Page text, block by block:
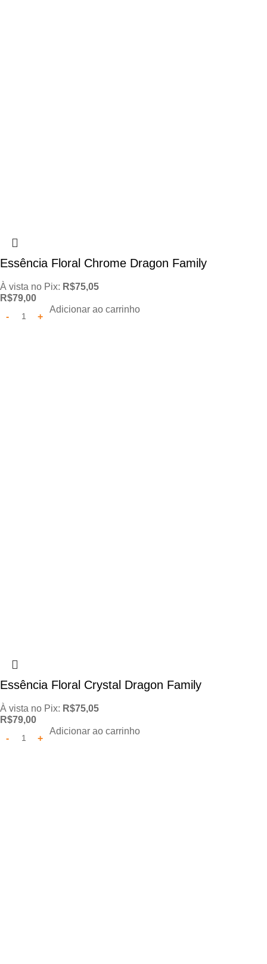
Essência Floral Chrome Dragon Family
À vista no Pix: R$75,05
R$79,00
Adicionar ao carrinho
Essência Floral Crystal Dragon Family
À vista no Pix: R$75,05
R$79,00
Adicionar ao carrinho